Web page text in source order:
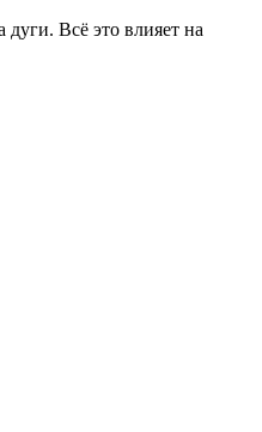
Всё это влияет на